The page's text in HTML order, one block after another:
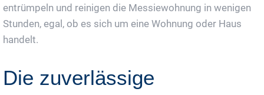
entrümpeln und reinigen die Messiewohnung in wenigen
Stunden, egal, ob es sich um eine Wohnung oder Haus
handelt.
Die zuverlässige